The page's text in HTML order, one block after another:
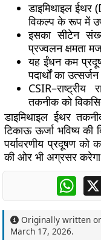
डाइमिथाइल
विकल्प के रूप में
इसका सीटेन
प्रज्वलन क्षमता
यह ईंधन कम
पदार्थों का
तकनीक को
डाइमिथाइल ईथर
टिकाऊ ऊर्जा भविष्य
पर्यावरणीय प्रदूषण को
की ओर भी अग्रसर
Originally written
March 17, 2026.